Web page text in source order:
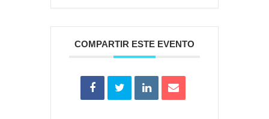
COMPARTIR ESTE EVENTO